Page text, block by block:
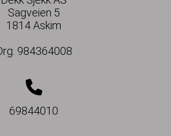
Sagveien 5
1814 Askim
984364008
69844010